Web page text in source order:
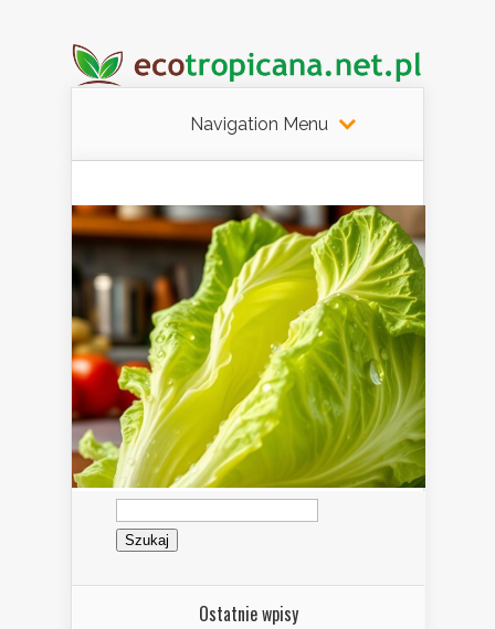
Navigation Menu
Szukaj:
Ostatnie wpisy